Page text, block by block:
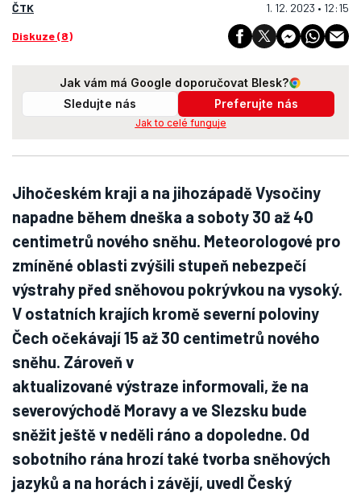
ČTK 1. 12. 2023 • 12:15
Diskuze (8)
Jak vám má Google doporučovat Blesk?
Sledujte nás
Preferujte nás
Jak to celé funguje
Jihočeském kraji a na jihozápadě Vysočiny
napadne během dneška a soboty 30 až 40
centimetrů nového sněhu. Meteorologové pro
zmíněné oblasti zvýšili stupeň nebezpečí
výstrahy před sněhovou pokrývkou na vysoký.
V ostatních krajích kromě severní poloviny
Čech očekávají 15 až 30 centimetrů nového
sněhu. Zároveň v
aktualizované výstraze informovali, že na
severovýchodě Moravy a ve Slezsku bude
sněžit ještě v neděli ráno a dopoledne. Od
sobotního rána hrozí také tvorba sněhových
jazyků a na horách i závějí, uvedl Český